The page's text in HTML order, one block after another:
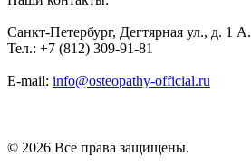
Санкт-Петербург, Дегтярная ул., д. 1 А.
Тел.: +7 (812) 309-91-81
E-mail: info@osteopathy-official.ru
© 2026 Все права защищены.